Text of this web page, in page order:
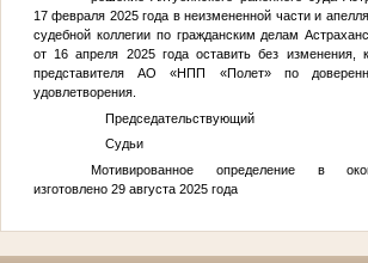
17 февраля 2025 года в неизмененной части и
судебной коллегии по гражданским делам
от 16 апреля 2025 года оставить без изменения,
представителя АО «НПП «Полет» по
удовлетворения.
Председательствующий
Судьи
Мотивированное определение в
изготовлено 29 августа 2025 года